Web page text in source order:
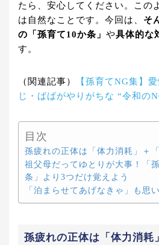
たら、安心してください。この
は自然なことです。今回は、 そ
の「孫育て10か条」 や具体的な
す。
（関連記事）
【孫育てNG集】
じ・ばばがやりがちな “令和の
目次
孫疲れの正体は「体力消耗」＋
祖父母だってゆとりが大事！「
条」より3つだけ覚えよう
「泊まらせてあげなきゃ」も思
孫疲れの正体は「体力消耗